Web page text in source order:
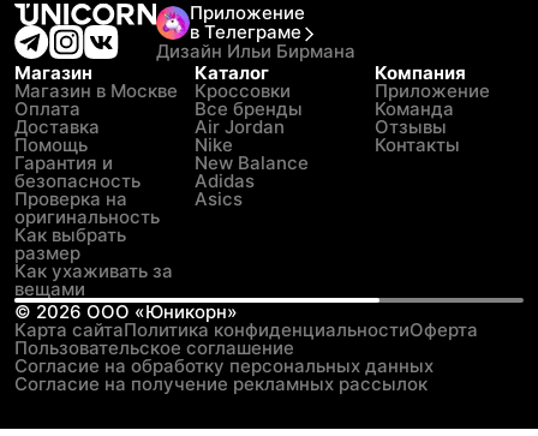
Приложение
в Телеграме
Дизайн Ильи Бирмана
Магазин
Магазин в Москве
Оплата
Доставка
Помощь
Гарантия и
безопасность
Проверка на
оригинальность
Как выбрать
размер
Как ухаживать за
вещами
Каталог
Кроссовки
Все бренды
Air Jordan
Nike
New Balance
Adidas
Asics
Компания
Приложение
Команда
Отзывы
Контакты
© 2026 ООО «Юникорн»
Карта сайтаПолитика конфиденциальностиОферта
Пользовательское соглашение
Согласие на обработку персональных данных
Согласие на получение рекламных рассылок